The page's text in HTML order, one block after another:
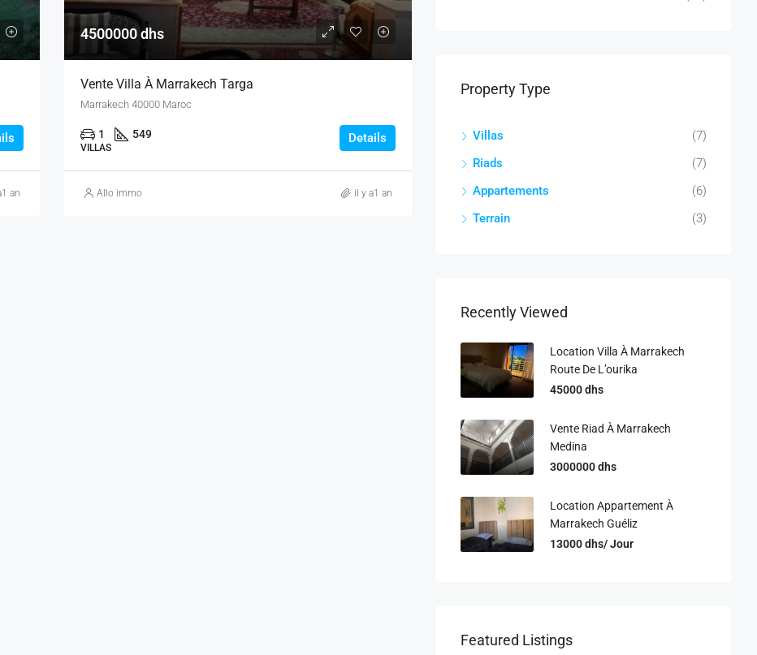
an
4500000 dhs
Vente Villa À Marrakech Targa
Marrakech 40000 Maroc
1 549
VILLAS
Details
Allo immo il y a1 an
Property Type
Villas
(7)
Riads
(7)
Appartements
(6)
Terrain
(3)
Recently Viewed
Location Villa À Marrakech
Route De L’ourika
45000 dhs
Vente Riad À Marrakech
Medina
3000000 dhs
Location Appartement À
Marrakech Guéliz
13000 dhs/ Jour
Featured Listings